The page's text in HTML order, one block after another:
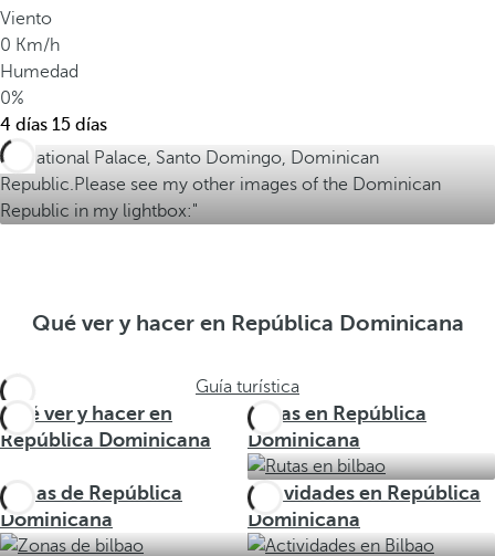
Viento
0 Km/h
Humedad
0%
4 días 15 días
a
o
Qué ver y hacer en República Dominicana
Guía turística
Qué ver y hacer en
República Dominicana
Rutas en República
Dominicana
Zonas de República
Dominicana
Actividades en República
Dominicana